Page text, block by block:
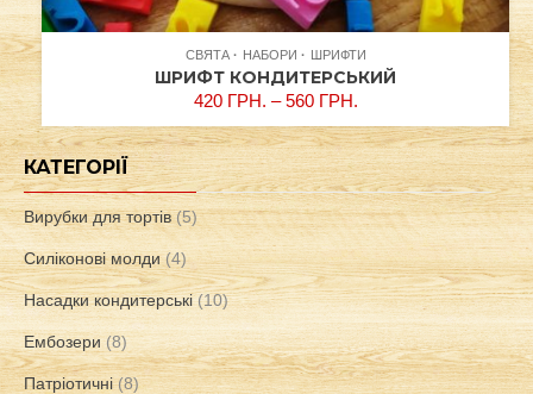
СВЯТА НАБОРИ ШРИФТИ
ШРИФТ КОНДИТЕРСЬКИЙ
420 ГРН. –560 ГРН.
КАТЕГОРІЇ
Вирубки для тортів (5)
Силіконові молди (4)
Насадки кондитерські (10)
Ембозери (8)
Патріотичні (8)